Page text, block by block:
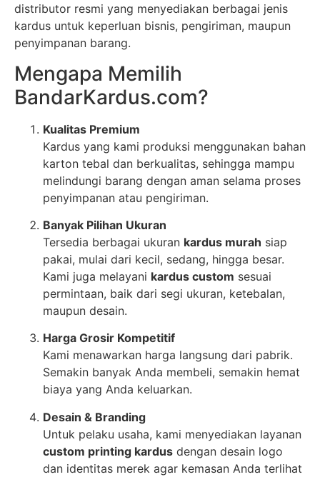
distributor resmi yang menyediakan berbagai jenis
kardus untuk keperluan bisnis, pengiriman, maupun
penyimpanan barang.
Mengapa Memilih
BandarKardus.com?
Kualitas Premium
Kardus yang kami produksi menggunakan bahan
karton tebal dan berkualitas, sehingga mampu
melindungi barang dengan aman selama proses
penyimpanan atau pengiriman.
Banyak Pilihan Ukuran
Tersedia berbagai ukuran kardus murah siap
pakai, mulai dari kecil, sedang, hingga besar.
Kami juga melayani kardus custom sesuai
permintaan, baik dari segi ukuran, ketebalan,
maupun desain.
Harga Grosir Kompetitif
Kami menawarkan harga langsung dari pabrik.
Semakin banyak Anda membeli, semakin hemat
biaya yang Anda keluarkan.
Desain & Branding
Untuk pelaku usaha, kami menyediakan layanan
custom printing kardus dengan desain logo
dan identitas merek agar kemasan Anda terlihat